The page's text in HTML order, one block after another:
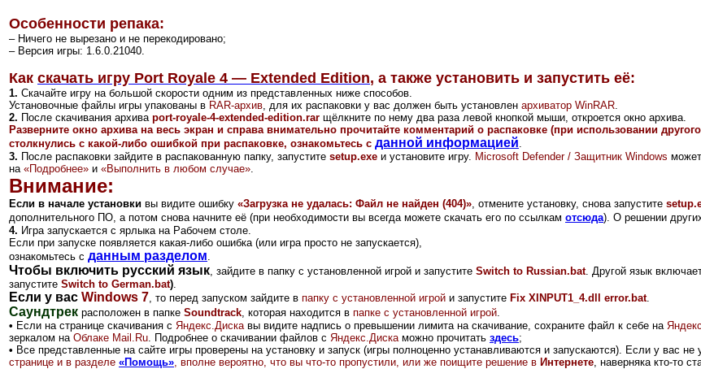
Особенности репака:
– Ничего не вырезано и не перекодировано;
– Версия игры: 1.6.0.21040.
Как скачать игру Port Royale 4 — Extended Edition, а также установить и запустить её:
1. Скачайте игру на большой скорости одним из представленных ниже способов.
Установочные файлы игры упакованы в RAR-архив , для их распаковки у вас должен быть установлен архиватор WinRAR
2. После скачивания архива port-royale-4-extended-edition.rar щёлкните по нему два раза левой кнопкой мыши, откроется окно архива.
Разверните окно архива на весь экран и справа внимательно прочитайте комментарий о распаковке (при использовании
столкнулись с какой-либо ошибкой при распаковке, ознакомьтесь с данной информацией
3. После распаковки зайдите в распакованную папку, запустите setup.exe и установите игру. Microsoft Defender / Защитник Windows
на «Подробнее» и «Выполнить в любом случае»
Внимание:
Если в начале установки вы видите ошибку «Загрузка не удалась: Файл не найден (404)» , отмените установку, снова запустите
дополнительного ПО, а потом снова начните её (при необходимости вы всегда можете скачать его по ссылкам отсюда). О решении
4. Игра запускается с ярлыка на Рабочем столе.
Если при запуске появляется какая-либо ошибка (или игра просто не запускается),
ознакомьтесь с данным разделом
Чтобы включить русский язык , зайдите в папку с установленной игрой и запустите Switch to Russian.bat. Другой язык
запустите Switch to German.bat)
Если у вас Windows 7 , то перед запуском зайдите в папку с установленной игрой и запустите Fix XINPUT1_4.dll error.bat.
Саундтрек расположен в папке Soundtrack , которая находится в папке с установленной игрой
• Если на странице скачивания с Яндекс.Диска вы видите надпись о превышении лимита на скачивание, сохраните файл к себе на
зеркалом на Облаке Mail.Ru Подробнее о скачивании файлов с Яндекс.Диска можно прочитать здесь;
• Все представленные на сайте игры проверены на установку и запуск (игры полноценно устанавливаются и запускаются). Если у вас не
странице и в разделе «Помощь» , вполне вероятно, что вы что-то пропустили, или же поищите решение в Интернете , наверняка кто-то